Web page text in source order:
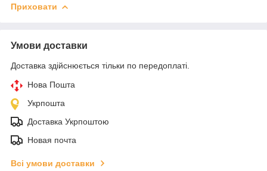
Приховати
Умови доставки
Доставка здійснюється тільки по передоплаті.
Нова Пошта
Укрпошта
Доставка Укрпоштою
Новая почта
Всі умови доставки